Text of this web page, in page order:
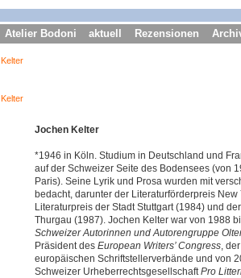
Atelier Bodoni aktuell Rezensionen
Kelter
Kelter
Jochen Kelter
*1946 in Köln. Studium in Deutschland und
auf der Schweizer Seite des Bodensees (von
Paris). Seine Lyrik und Prosa wurden mit
bedacht, darunter der Literaturförderpreis New
Literaturpreis der Stadt Stuttgart (1984) und
Thurgau (1987). Jochen Kelter war von 1988
Schweizer Autorinnen und Autorengruppe
Präsident des European Writers’ Congress ,
europäischen Schriftstellerverbände und von
Schweizer Urheberrechtsgesellschaft Pro